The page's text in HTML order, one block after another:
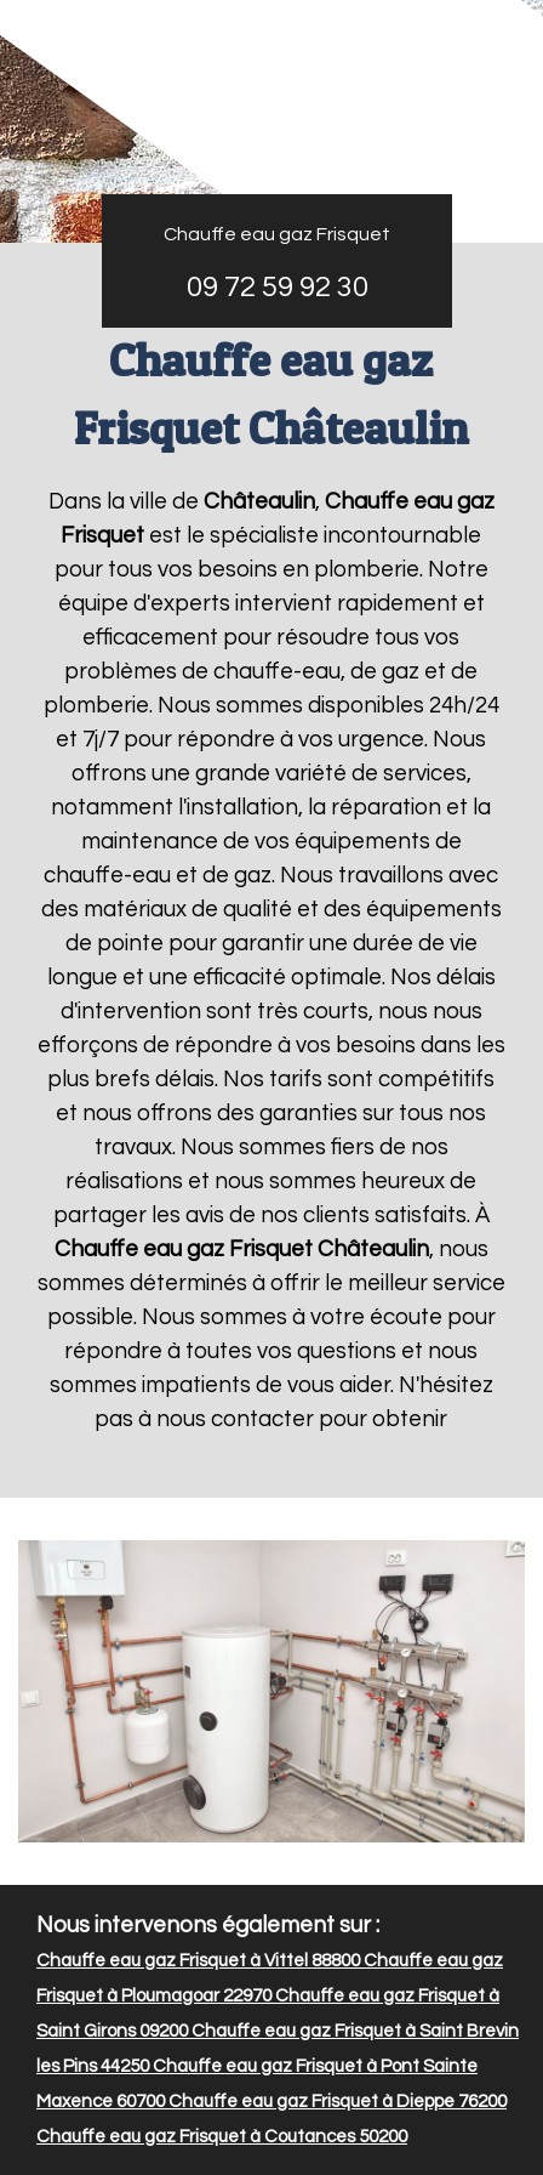
Chauffe eau gaz Frisquet
09 72 59 92 30
Chauffe eau gaz
Frisquet Châteaulin
Dans la ville de Châteaulin, Chauffe eau gaz
Frisquet est le spécialiste incontournable
pour tous vos besoins en plomberie. Notre
équipe d'experts intervient rapidement et
efficacement pour résoudre tous vos
problèmes de chauffe-eau, de gaz et de
plomberie. Nous sommes disponibles 24h/24
et 7j/7 pour répondre à vos urgence. Nous
offrons une grande variété de services,
notamment l'installation, la réparation et la
maintenance de vos équipements de
chauffe-eau et de gaz. Nous travaillons avec
des matériaux de qualité et des équipements
de pointe pour garantir une durée de vie
longue et une efficacité optimale. Nos délais
d'intervention sont très courts, nous nous
efforçons de répondre à vos besoins dans les
plus brefs délais. Nos tarifs sont compétitifs
et nous offrons des garanties sur tous nos
travaux. Nous sommes fiers de nos
réalisations et nous sommes heureux de
partager les avis de nos clients satisfaits. À
Chauffe eau gaz Frisquet Châteaulin, nous
sommes déterminés à offrir le meilleur service
possible. Nous sommes à votre écoute pour
répondre à toutes vos questions et nous
sommes impatients de vous aider. N'hésitez
pas à nous contacter pour obtenir
Nous intervenons également sur :
Chauffe eau gaz Frisquet à Vittel 88800Chauffe eau gaz
Frisquet à Ploumagoar 22970Chauffe eau gaz Frisquet à
Saint Girons 09200Chauffe eau gaz Frisquet à Saint Brevin
les Pins 44250Chauffe eau gaz Frisquet à Pont Sainte
Maxence 60700Chauffe eau gaz Frisquet à Dieppe 76200
Chauffe eau gaz Frisquet à Coutances 50200